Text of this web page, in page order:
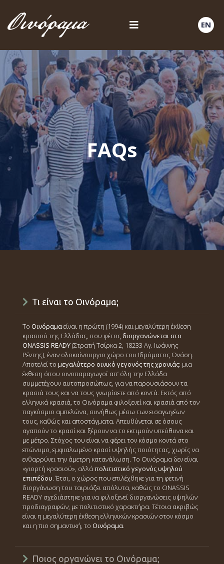
EN
FAQs
Τι είναι το Οινόραμα;
Το Οινόραμαείναι η πρώτη (1994) και μεγαλύτερη έκθεση
κρασιού της Ελλάδας, που φέτος διοργανώνεται στο
ONASSIS READY(Στρατή Τσίρκα 2, 18233 Αγ. Ιωάννης
Ρέντης), έναν ολοκαίνουργιο χώρο του Ιδρύματος Ωνάση.
Αποτελεί το μεγαλύτερο οινικό γεγονός της χρονιάς: μια
έκθεση όπου οινοπαραγωγοί απ’ όλη την Ελλάδα
συμμετέχουν αυτοπροσώπως, για να παρουσιάσουν τα
κρασιά τους και να τους γνωρίσετε από κοντά. Εκτός από
ελληνικά κρασιά, το Οινόραμα φιλοξενεί και κρασιά από τον
παγκόσμιο αμπελώνα, συνήθως μέσω των εισαγωγέων
τους, καθώς και αποστάγματα. Απευθύνεται σε όσους
αγαπούν το κρασί και ξέρουν να το εκτιμούν υπεύθυνα και
με μέτρο. Στόχος του είναι να φέρει τον κόσμο κοντά στο
επώνυμο, εμφιαλωμένο κρασί υψηλής ποιότητας, χωρίς να
ενθαρρύνει την άμετρη κατανάλωση. Το Οινόραμα δεν είναι
«γιορτή κρασιού», αλλάπολιτιστικό γεγονός υψηλού
επιπέδου. Έτσι, ο χώρος που επιλέχθηκε για τη φετινή
διοργάνωση του ταιριάζει απόλυτα, καθώς το ONASSIS
READY σχεδιάστηκε για να φιλοξενεί διοργανώσεις υψηλών
προδιαγραφών, με πολιτιστικό χαρακτήρα. Τέτοια ακριβώς
είναι η μεγαλύτερη έκθεση ελληνικών κρασιών στον κόσμο
και η πιο σημαντική, το Οινόραμα.
Ποιος οργανώνει το Οινόραμα;